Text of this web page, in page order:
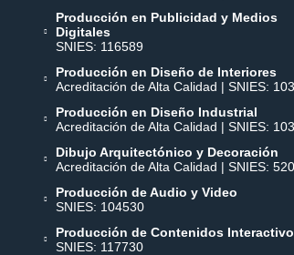
Producción en Publicidad y Medios
Digitales
SNIES: 116589
Producción en Diseño de Interiores
Acreditación de Alta Calidad | SNIES:
Producción en Diseño Industrial
Acreditación de Alta Calidad | SNIES:
Dibujo Arquitectónico y Decoración
Acreditación de Alta Calidad | SNIES:
Producción de Audio y Video
SNIES: 104530
Producción de Contenidos
SNIES: 117730